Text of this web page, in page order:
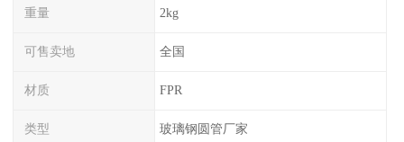
重量 2kg
可售卖地 全国
材质 FPR
类型 玻璃钢圆管厂家